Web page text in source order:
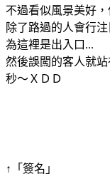
不過看似風景美好
除了路過的人會行
為這裡是出入口...
然後誤闖的客人就
秒～ＸＤＤ
↑「簽名」